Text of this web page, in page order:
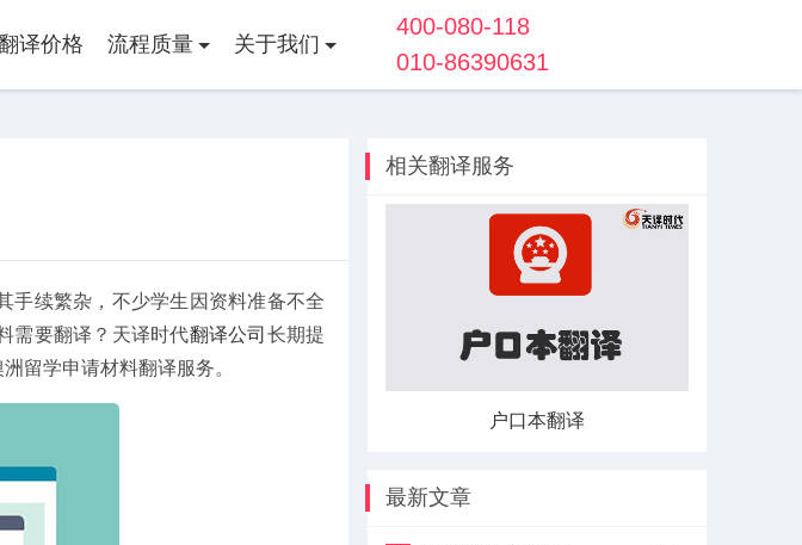
译价格 流程质量 关于我们
400-080-118
010-86390631
手续繁杂，不少学生因资料准备不全
需要翻译？天译时代翻译公司 长期提
留学申请材料翻译服务。
相关翻译服务
户口本翻译
最新文章